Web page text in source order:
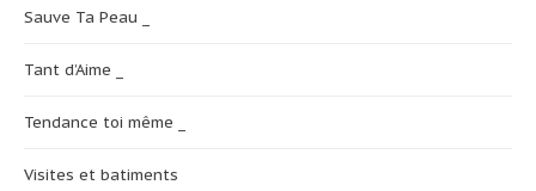
Sauve Ta Peau _
Tant d’Aime _
Tendance toi même _
Visites et batiments